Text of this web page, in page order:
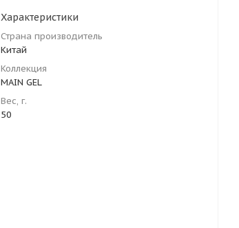
Характеристики
Страна производитель
Китай
Коллекция
MAIN GEL
Вес, г.
50